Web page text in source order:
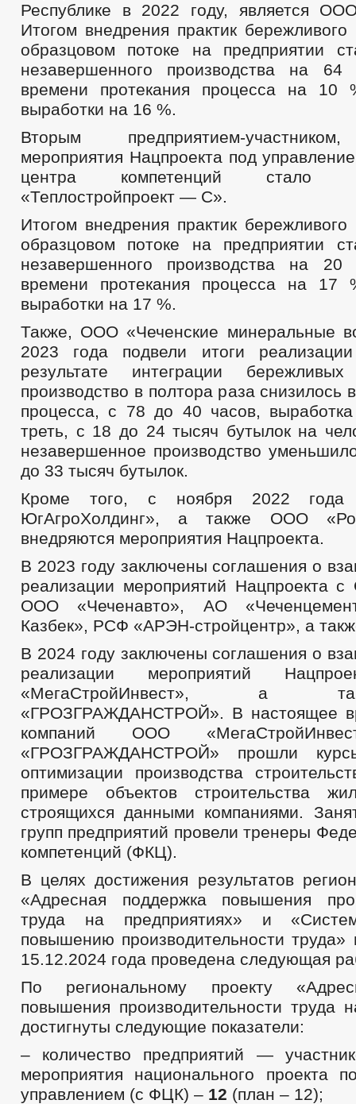
Республике в 2022 году, является
Итогом внедрения практик бережливого
образцовом потоке на предприятии
незавершенного производства на
времени протекания процесса на 10
выработки на 16 %.
Вторым предприятием-
мероприятия Нацпроекта под
центра компетенций
«Теплостройпроект — С».
Итогом внедрения практик бережливого
образцовом потоке на предприятии
незавершенного производства на
времени протекания процесса на 17
выработки на 17 %.
Также, ООО «Чеченские минеральные
2023 года подвели итоги
результате интеграции
производство в полтора раза снизилось
процесса, с 78 до 40 часов,
треть, с 18 до 24 тысяч бутылок на
незавершенное производство
до 33 тысяч бутылок.
Кроме того, с ноября 2022
ЮгАгроХолдинг», а также ООО
внедряются мероприятия Нацпроекта.
В 2023 году заключены соглашения о
реализации мероприятий Нацпроекта
ООО «Чеченавто», АО
Казбек», РСФ «АРЭН-стройцентр», а
В 2024 году заключены соглашения о
реализации мероприятий
«МегаСтройИнвест», а
«ГРОЗГРАЖДАНСТРОЙ». В настоящее
компаний ООО
«ГРОЗГРАЖДАНСТРОЙ» прошли
оптимизации производства
примере объектов строительства
строящихся данными компаниями.
групп предприятий провели тренеры
компетенций (ФКЦ).
В целях достижения результатов
«Адресная поддержка повышения
труда на предприятиях» и
повышению производительности
15.12.2024 года проведена следующая
По региональному проекту
повышения производительности труда
достигнуты следующие показатели:
– количество предприятий —
мероприятия национального проекта
управлением (с ФЦК) – 12 (план – 12);